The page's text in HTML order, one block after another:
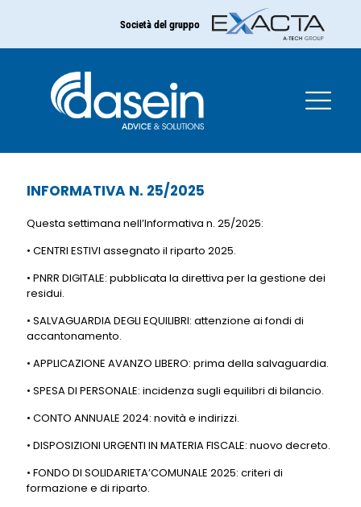
Società del gruppo
INFORMATIVA N. 25/2025
INFORMATIVA N. 25/2025
Questa settimana nell’Informativa n. 25/2025:
• CENTRI ESTIVI assegnato il riparto 2025.
• PNRR DIGITALE: pubblicata la direttiva per la gestione dei
residui.
• SALVAGUARDIA DEGLI EQUILIBRI: attenzione ai fondi di
accantonamento.
• APPLICAZIONE AVANZO LIBERO: prima della salvaguardia.
• SPESA DI PERSONALE: incidenza sugli equilibri di bilancio.
• CONTO ANNUALE 2024: novità e indirizzi.
• DISPOSIZIONI URGENTI IN MATERIA FISCALE: nuovo decreto.
• FONDO DI SOLIDARIETA’COMUNALE 2025: criteri di
formazione e di riparto.